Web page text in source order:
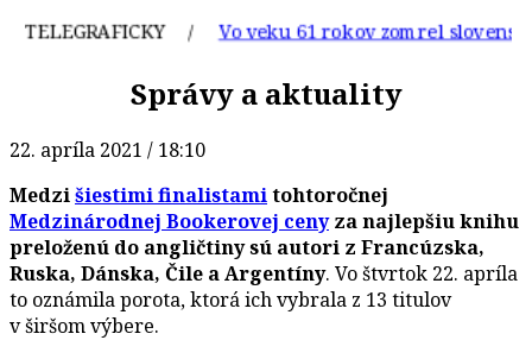
/
Vo veku 61 rokov zomrel slovenský
Správy a aktuality
22. apríla 2021 / 18:10
Medzišiestimi finalistamitohtoročnej
Medzinárodnej Bookerovej cenyza najlepšiu knihu
preloženú do angličtiny sú autori z Francúzska,
Ruska, Dánska, Čile a Argentíny. Vo štvrtok 22. apríla
to oznámila porota, ktorá ich vybrala z 13 titulov
v širšom výbere.